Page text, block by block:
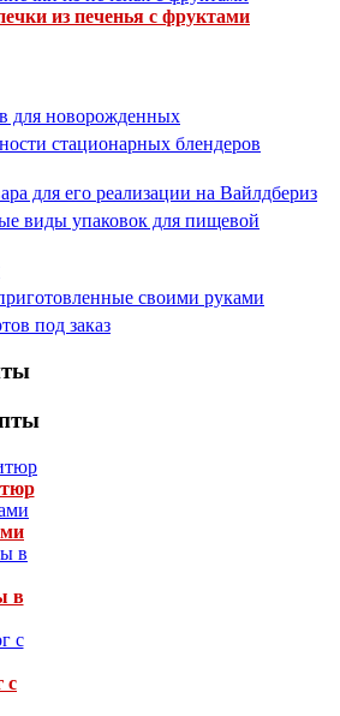
из печенья с фруктами
для новорожденных
стационарных блендеров
для его реализации на Вайлдбериз
виды упаковок для пищевой
своими руками
под заказ
в
с